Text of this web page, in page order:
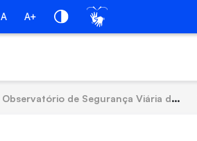
A A+
Observatório de Segurança Viária de Fortaleza